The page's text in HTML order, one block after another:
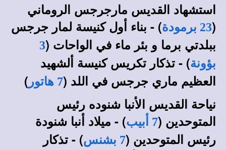
استشهاد القديس مارجرجس الروماني
(23 برمودة
) - بناء أول كنيسة لمار جرجس
ببلدتي برما و بئر ماء في الواحات (3
بؤونة) - تذكار تكريس كنيسة ألشهيد
العظيم ماري جرجس في اللد (7 هاتور
)
نياحة القديس الأنبا شنوده رئيس
المتوحدين (7 أبيب ) - ميلاد أنبا شنودة
رئيس المتوحدين (7 بشنس
) - تذكار